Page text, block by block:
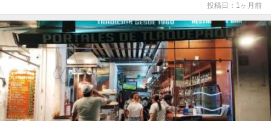
ス
カ
リ
エ
テ
ス
イ
投稿日：1ヶ月前